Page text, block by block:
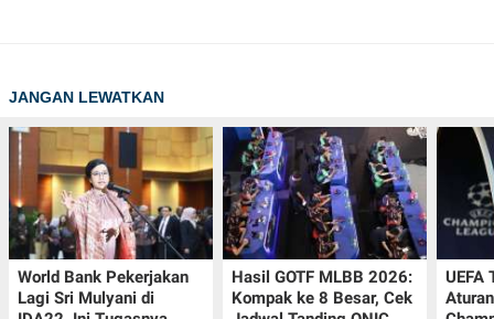
JANGAN LEWATKAN
World Bank Pekerjakan
Lagi Sri Mulyani di
Hasil GOTF MLBB 2026:
Kompak ke 8 Besar, Cek
UEFA